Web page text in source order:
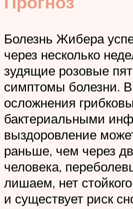
Болезнь Жибера
через несколько
зудящие розовые
симптомы болезни.
осложнения
бактериальными
выздоровление
раньше, чем через
человека,
лишаем, нет
и существует риск